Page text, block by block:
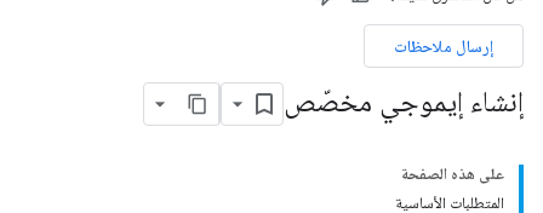
إرسال ملاحظات
إنشاء إيموجي مخصّص
على هذه الصفحة
المتطلبات الأساسية